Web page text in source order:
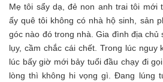
Mẹ tôi sẩy dạ, đẻ non anh trai tôi mới
ấy quê tôi không có nhà hộ sinh, sản
góc nào đó trong nhà. Gia đình địa chủ
lụy, cầm chắc cái chết. Trong lúc nguy
lúc bấy giờ mới bảy tuổi đầu chạy đi
lòng thì không hi vọng gì. Đang lúng